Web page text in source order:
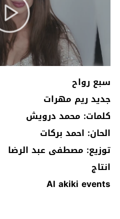
سبع رواح
جديد ريم مهرات
كلمات: محمد درويش
الحان: احمد بركات
توزيع: مصطفى عبد الرضا
انتاج
Al akiki events